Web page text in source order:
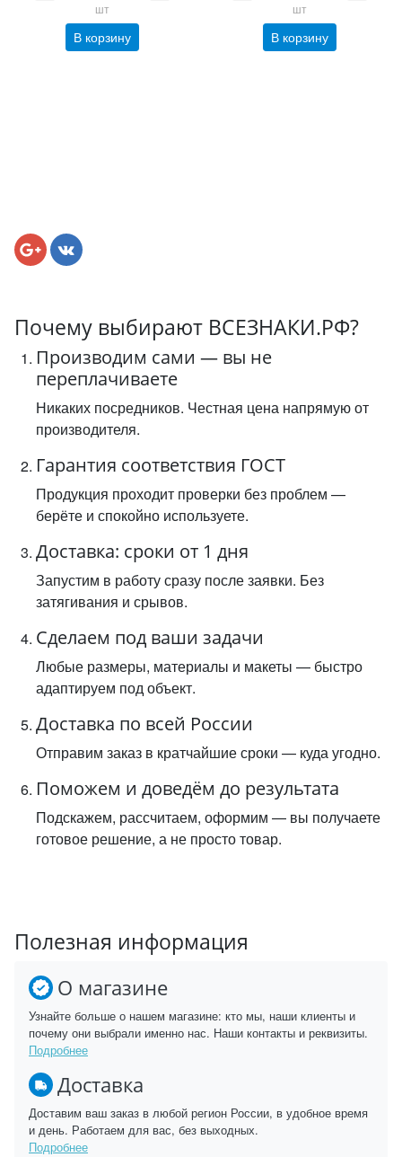
шт
В корзину
шт
В корзину
Почему выбирают ВСЕЗНАКИ.РФ?
Производим сами — вы не
переплачиваете
Никаких посредников. Честная цена напрямую от
производителя.
Гарантия соответствия ГОСТ
Продукция проходит проверки без проблем —
берёте и спокойно используете.
Доставка: сроки от 1 дня
Запустим в работу сразу после заявки. Без
затягивания и срывов.
Сделаем под ваши задачи
Любые размеры, материалы и макеты — быстро
адаптируем под объект.
Доставка по всей России
Отправим заказ в кратчайшие сроки — куда угодно.
Поможем и доведём до результата
Подскажем, рассчитаем, оформим — вы получаете
готовое решение, а не просто товар.
Полезная информация
О магазине
Узнайте больше о нашем магазине: кто мы, наши клиенты и
почему они выбрали именно нас. Наши контакты и реквизиты.
Подробнее
Доставка
Доставим ваш заказ в любой регион России, в удобное время
и день. Работаем для вас, без выходных.
Подробнее